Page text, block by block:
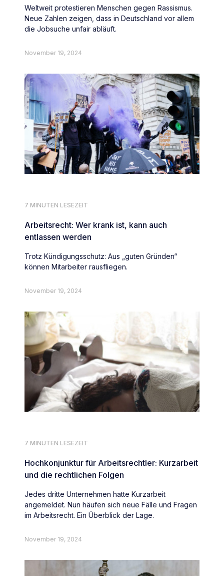
Weltweit protestieren Menschen gegen Rassismus.
Neue Zahlen zeigen, dass in Deutschland vor allem
die Jobsuche unfair abläuft.
November 19, 2024
7 MINUTEN LESEZEIT
Arbeitsrecht: Wer krank ist, kann auch
entlassen werden
Trotz Kündigungsschutz: Aus „guten Gründen“
können Mitarbeiter rausfliegen.
November 19, 2024
7 MINUTEN LESEZEIT
Hochkonjunktur für Arbeitsrechtler: Kurzarbeit
und die rechtlichen Folgen
Jedes dritte Unternehmen hatte Kurzarbeit
angemeldet. Nun häufen sich neue Fälle und Fragen
im Arbeitsrecht. Ein Überblick der Lage.
November 19, 2024